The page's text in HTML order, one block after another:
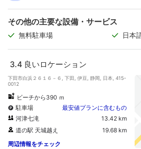
その他の主要な設備・サービス
無料駐車場 日本
3.4 良いロケーション
下田市白浜２６１６－６, 下田, 伊豆, 静岡, 日本, 415-
0012
ビーチから390 ｍ
駐車場
最安値プランに含むもの
河津七滝
13.42 km
道の駅 天城越え
19.68 km
周辺情報をチェック